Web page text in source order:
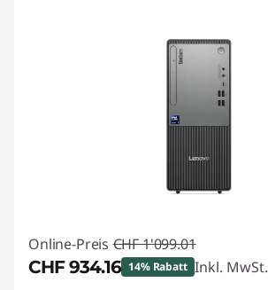
Online-Preis CHF 1'099.01
CHF 934.16 14% Rabatt Inkl. MwSt.